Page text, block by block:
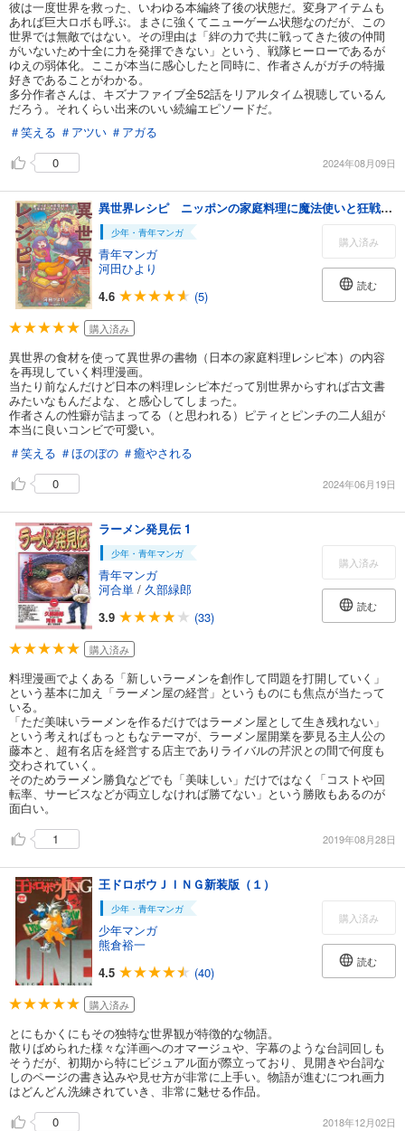
彼は一度世界を救った、いわゆる本編終了後の状態だ。変身アイテムも
あれば巨大ロボも呼ぶ。まさに強くてニューゲーム状態なのだが、この
世界では無敵ではない。その理由は「絆の力で共に戦ってきた彼の仲間
がいないため十全に力を発揮できない」という、戦隊ヒーローであるが
ゆえの弱体化。ここが本当に感心したと同時に、作者さんがガチの特撮
好きであることがわかる。
多分作者さんは、キズナファイブ全52話をリアルタイム視聴しているん
だろう。それくらい出来のいい続編エピソードだ。
＃笑える ＃アツい ＃アガる
0
2024年08月09日
異世界レシピ ニッポンの家庭料理に魔法使いと狂戦士が挑んでみた【カラーページ増量版】 (1)
少年・青年マンガ
青年マンガ
河田ひより
4.6
(5)
購入済み
読む
購入済み
異世界の食材を使って異世界の書物（日本の家庭料理レシピ本）の内容
を再現していく料理漫画。
当たり前なんだけど日本の料理レシピ本だって別世界からすれば古文書
みたいなもんだよな、と感心してしまった。
作者さんの性癖が詰まってる（と思われる）ピティとピンチの二人組が
本当に良いコンビで可愛い。
＃笑える ＃ほのぼの ＃癒やされる
0
2024年06月19日
ラーメン発見伝 1
少年・青年マンガ
青年マンガ
河合単 / 久部緑郎
3.9
(33)
購入済み
読む
購入済み
料理漫画でよくある「新しいラーメンを創作して問題を打開していく」
という基本に加え「ラーメン屋の経営」というものにも焦点が当たって
いる。
「ただ美味いラーメンを作るだけではラーメン屋として生き残れない」
という考えればもっともなテーマが、ラーメン屋開業を夢見る主人公の
藤本と、超有名店を経営する店主でありライバルの芹沢との間で何度も
交わされていく。
そのためラーメン勝負などでも「美味しい」だけではなく「コストや回
転率、サービスなどが両立しなければ勝てない」という勝敗もあるのが
面白い。
1
2019年08月28日
王ドロボウＪＩＮＧ新装版（１）
少年・青年マンガ
少年マンガ
熊倉裕一
4.5
(40)
購入済み
読む
購入済み
とにもかくにもその独特な世界観が特徴的な物語。
散りばめられた様々な洋画へのオマージュや、字幕のような台詞回しも
そうだが、初期から特にビジュアル面が際立っており、見開きや台詞な
しのページの書き込みや見せ方が非常に上手い。物語が進むにつれ画力
はどんどん洗練されていき、非常に魅せる作品。
0
2018年12月02日